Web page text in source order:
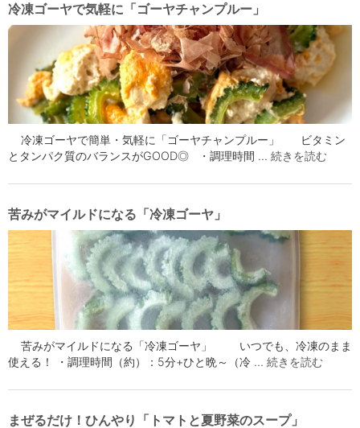
冷凍ゴーヤで気軽に「ゴーヤチャンプルー」
冷凍ゴーヤで簡単・気軽に「ゴーヤチャンプルー」 ビタミン
とタンパク質のバランスがGOOD◎ ・調理時間 … 続きを読む
苦みがマイルドになる「冷凍ゴーヤ」
苦みがマイルドになる「冷凍ゴーヤ」 いつでも、冷凍のまま
使える！ ・調理時間（約）：5分+ひと晩～（冷 … 続きを読む
まぜるだけ！ひんやり「トマトと夏野菜のスープ」